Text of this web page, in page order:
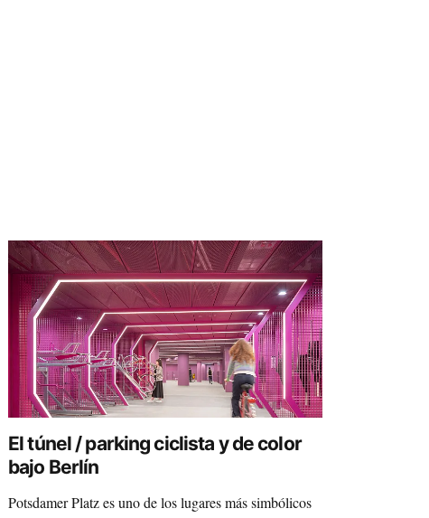
El túnel / parking ciclista y de color
bajo Berlín
Potsdamer Platz es uno de los lugares más simbólicos